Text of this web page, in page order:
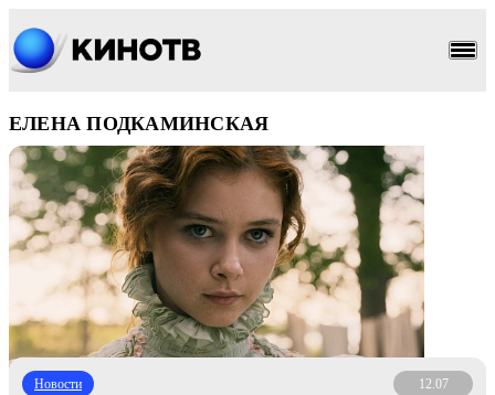
ЕЛЕНА ПОДКАМИНСКАЯ
Новости 12.07